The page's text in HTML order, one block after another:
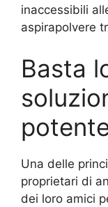
inaccessibili
aspirapolvere
Basta
Una delle
proprietari di
dei loro amici